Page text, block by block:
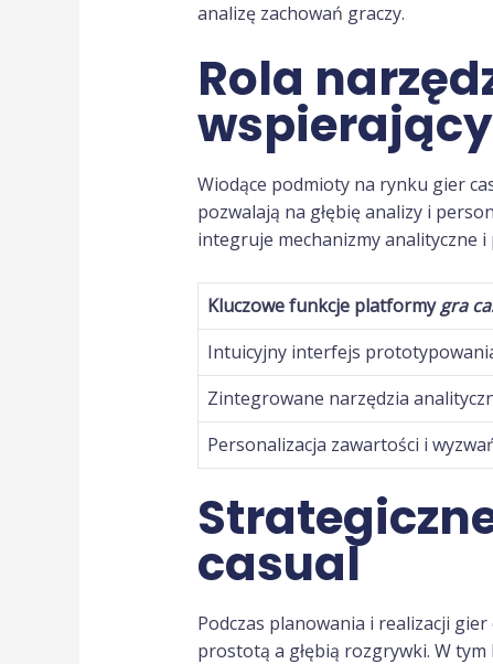
analizę zachowań graczy.
Rola
Wiodące podmioty na rynku gier
pozwalają na głębię analizy i
integruje mechanizmy analityczne
Kluczowe funkcje platformygra
Intuicyjny interfejs
Zintegrowane narzędzia
Personalizacja zawartości i
casual
Podczas planowania i realizacji
prostotą a głębią rozgrywki. W